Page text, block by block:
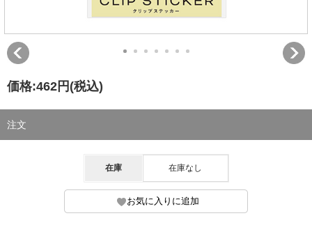
価格:462円 (税込)
注文
在庫 在庫なし